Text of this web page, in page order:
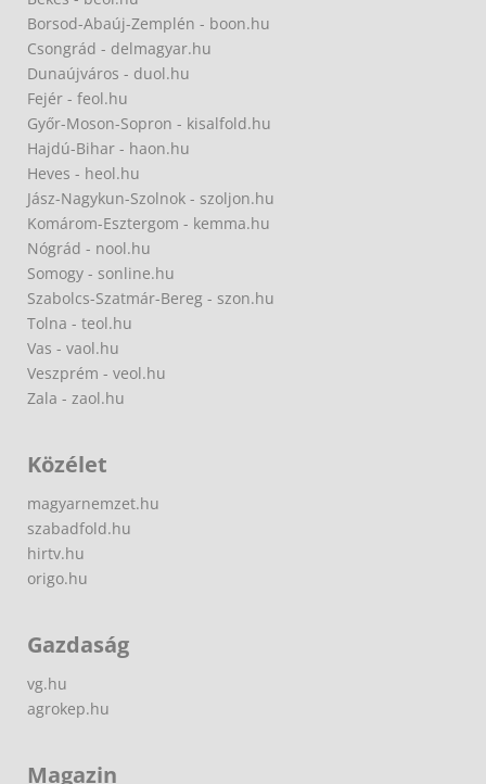
Borsod-Abaúj-Zemplén - boon.hu
Csongrád - delmagyar.hu
Dunaújváros - duol.hu
Fejér - feol.hu
Győr-Moson-Sopron - kisalfold.hu
Hajdú-Bihar - haon.hu
Heves - heol.hu
Jász-Nagykun-Szolnok - szoljon.hu
Komárom-Esztergom - kemma.hu
Nógrád - nool.hu
Somogy - sonline.hu
Szabolcs-Szatmár-Bereg - szon.hu
Tolna - teol.hu
Vas - vaol.hu
Veszprém - veol.hu
Zala - zaol.hu
Közélet
magyarnemzet.hu
szabadfold.hu
hirtv.hu
origo.hu
Gazdaság
vg.hu
agrokep.hu
Magazin